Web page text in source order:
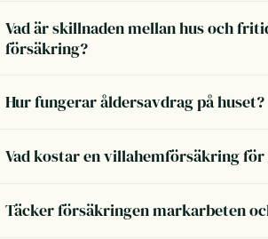
Vad är skillnaden mellan hus och
försäkring?
Hur fungerar åldersavdrag på huset?
Vad kostar en villahemförsäkring för
Täcker försäkringen markarbeten